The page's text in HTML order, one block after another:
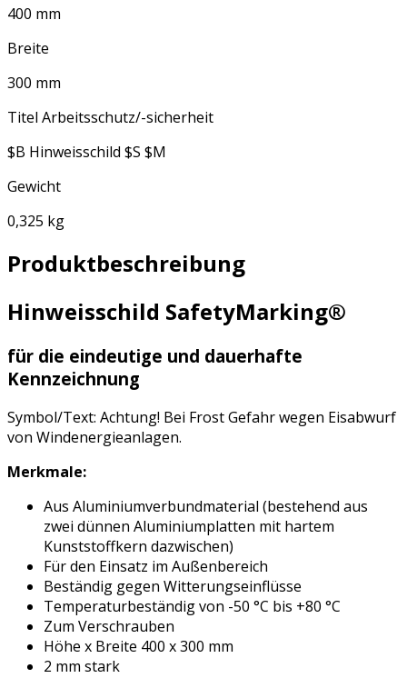
400 mm
Breite
300 mm
Titel Arbeitsschutz/-sicherheit
$B Hinweisschild $S $M
Gewicht
0,325 kg
Produktbeschreibung
Hinweisschild SafetyMarking®
für die eindeutige und dauerhafte
Kennzeichnung
Symbol/Text: Achtung! Bei Frost Gefahr wegen Eisabwurf
von Windenergieanlagen.
Merkmale:
Aus Aluminiumverbundmaterial (bestehend aus
zwei dünnen Aluminiumplatten mit hartem
Kunststoffkern dazwischen)
Für den Einsatz im Außenbereich
Beständig gegen Witterungseinflüsse
Temperaturbeständig von -50 °C bis +80 °C
Zum Verschrauben
Höhe x Breite 400 x 300 mm
2 mm stark